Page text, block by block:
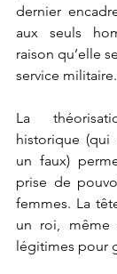
dernier
aux seuls
raison qu’elle
service militaire.
La
historique
un faux)
prise de
femmes. La
un roi,
légitimes pour